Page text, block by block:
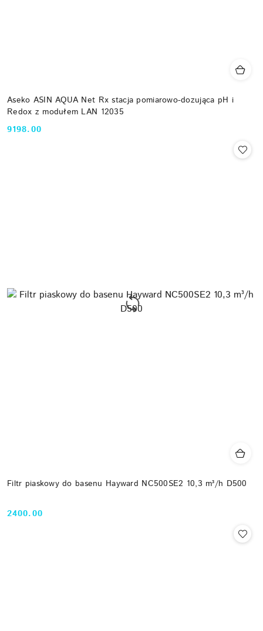
Aseko ASIN AQUA Net Rx stacja pomiarowo-dozująca pH i
Redox z modułem LAN 12035
Cena:
9198.00
Filtr piaskowy do basenu Hayward NC500SE2 10,3 m³/h D500
Cena:
2400.00